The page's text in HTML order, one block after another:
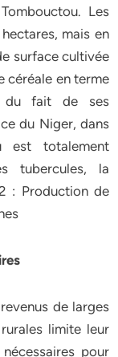
Les
mais en
surface cultivée
céréale en terme
du fait de ses
du Niger, dans
est totalement
tubercules, la
: Production de
de larges
limite leur
pour